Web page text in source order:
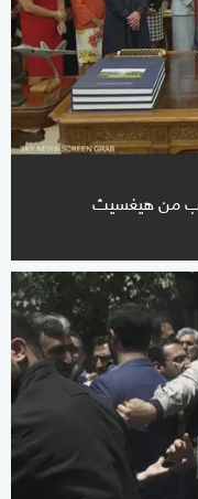
من هيغسيث